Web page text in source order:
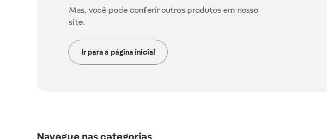
Mas, você pode conferir outros produtos em nosso
site.
Ir para a página inicial